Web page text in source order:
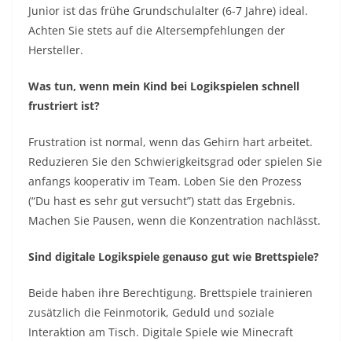
Junior ist das frühe Grundschulalter (6-7 Jahre) ideal.
Achten Sie stets auf die Altersempfehlungen der
Hersteller.
Was tun, wenn mein Kind bei Logikspielen schnell
frustriert ist?
Frustration ist normal, wenn das Gehirn hart arbeitet.
Reduzieren Sie den Schwierigkeitsgrad oder spielen Sie
anfangs kooperativ im Team. Loben Sie den Prozess
(“Du hast es sehr gut versucht”) statt das Ergebnis.
Machen Sie Pausen, wenn die Konzentration nachlässt.
Sind digitale Logikspiele genauso gut wie Brettspiele?
Beide haben ihre Berechtigung. Brettspiele trainieren
zusätzlich die Feinmotorik, Geduld und soziale
Interaktion am Tisch. Digitale Spiele wie Minecraft